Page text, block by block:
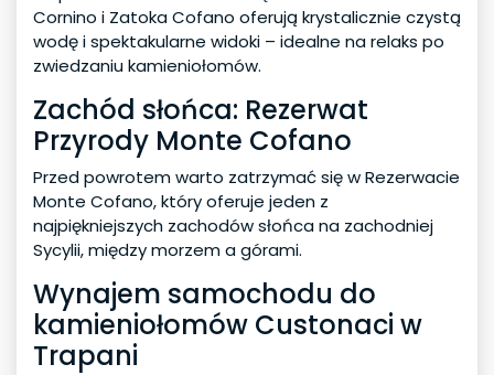
Cornino i Zatoka Cofano oferują krystalicznie czystą
wodę i spektakularne widoki – idealne na relaks po
zwiedzaniu kamieniołomów.
Zachód słońca: Rezerwat
Przyrody Monte Cofano
Przed powrotem warto zatrzymać się w Rezerwacie
Monte Cofano, który oferuje jeden z
najpiękniejszych zachodów słońca na zachodniej
Sycylii, między morzem a górami.
Wynajem samochodu do
kamieniołomów Custonaci w
Trapani